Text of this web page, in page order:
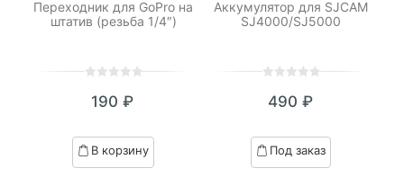
Переходник для GoPro на
штатив (резьба 1/4″)
based
on
190 ₽
В корзину
Аккумулятор для SJCAM
SJ4000/SJ5000
out
based
on
490 ₽
Под заказ